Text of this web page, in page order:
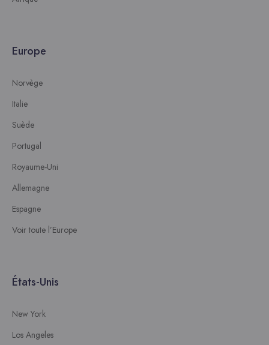
Europe
Norvège
Italie
Suède
Portugal
Royaume-Uni
Allemagne
Espagne
Voir toute l’Europe
États-Unis
New York
Los Angeles